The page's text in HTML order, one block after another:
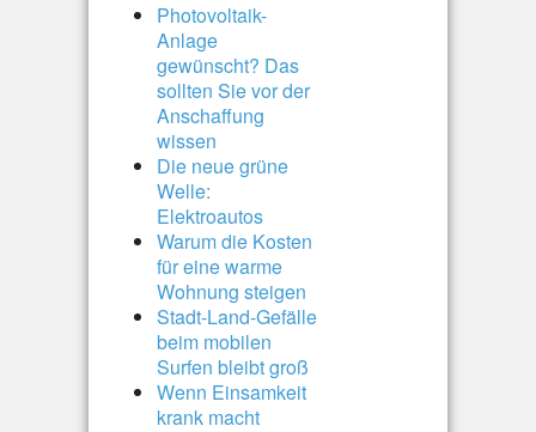
Photovoltaik-
Anlage
gewünscht? Das
sollten Sie vor der
Anschaffung
wissen
Die neue grüne
Welle:
Elektroautos
Warum die Kosten
für eine warme
Wohnung steigen
Stadt-Land-Gefälle
beim mobilen
Surfen bleibt groß
Wenn Einsamkeit
krank macht